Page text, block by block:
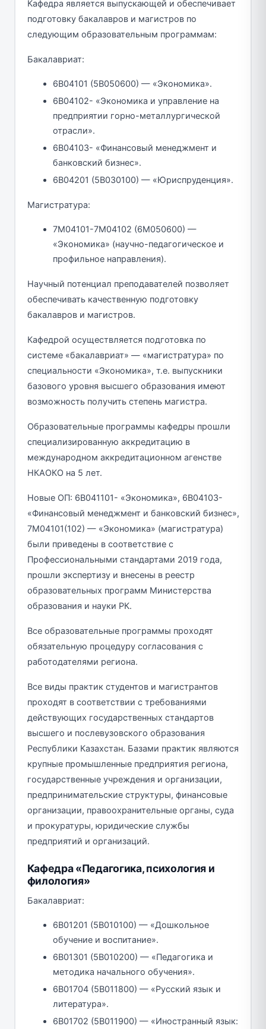
Кафедра является выпускающей и обеспечивает
подготовку бакалавров и магистров по
следующим образовательным программам:
Бакалавриат:
6В04101 (5В050600) — «Экономика».
6В04102- «Экономика и управление на
предприятии горно-металлургической
отрасли».
6В04103- «Финансовый менеджмент и
банковский бизнес».
6В04201 (5В030100) — «Юриспруденция».
Магистратура:
7М04101-7М04102 (6М050600) —
«Экономика» (научно-педагогическое и
профильное направления).
Научный потенциал преподавателей позволяет
обеспечивать качественную подготовку
бакалавров и магистров.
Кафедрой осуществляется подготовка по
системе «бакалавриат» — «магистратура» по
специальности «Экономика», т.е. выпускники
базового уровня высшего образования имеют
возможность получить степень магистра.
Образовательные программы кафедры прошли
специализированную аккредитацию в
международном аккредитационном агенстве
НКАОКО на 5 лет.
Новые ОП: 6В041101- «Экономика», 6В04103-
«Финансовый менеджмент и банковский бизнес»,
7М04101(102) — «Экономика» (магистратура)
были приведены в соответствие с
Профессиональными стандартами 2019 года,
прошли экспертизу и внесены в реестр
образовательных программ Министерства
образования и науки РК.
Все образовательные программы проходят
обязательную процедуру согласования с
работодателями региона.
Все виды практик студентов и магистрантов
проходят в соответствии с требованиями
действующих государственных стандартов
высшего и послевузовского образования
Республики Казахстан. Базами практик являются
крупные промышленные предприятия региона,
государственные учреждения и организации,
предпринимательские структуры, финансовые
организации, правоохранительные органы, суда
и прокуратуры, юридические службы
предприятий и организаций.
Кафедра «Педагогика, психология и
филология»
Бакалавриат:
6В01201 (5В010100) — «Дошкольное
обучение и воспитание».
6В01301 (5В010200) — «Педагогика и
методика начального обучения».
6В01704 (5В011800) — «Русский язык и
литература».
6В01702 (5В011900) — «Иностранный язык: